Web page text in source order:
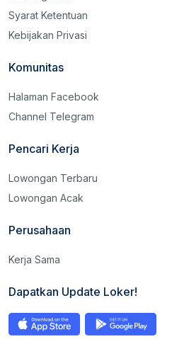
Syarat Ketentuan
Kebijakan Privasi
Komunitas
Halaman Facebook
Channel Telegram
Pencari Kerja
Lowongan Terbaru
Lowongan Acak
Perusahaan
Kerja Sama
Dapatkan Update Loker!